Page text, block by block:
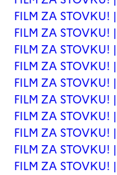
FILM ZA STOVKU!
FILM ZA
FILM ZA
FILM ZA
FILM ZA STOVKU!
FILM ZA
FILM ZA
FILM ZA
FILM ZA
FILM ZA STOVKU!